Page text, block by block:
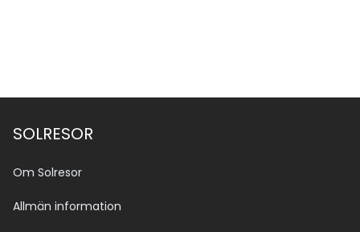
SOLRESOR
Om Solresor
Allmän information